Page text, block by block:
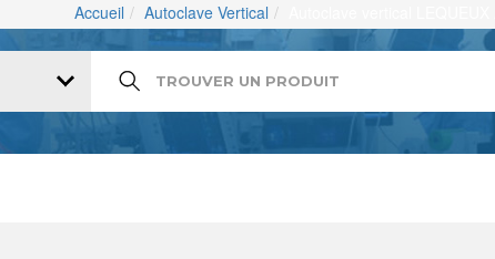
Accueil Autoclave Vertical